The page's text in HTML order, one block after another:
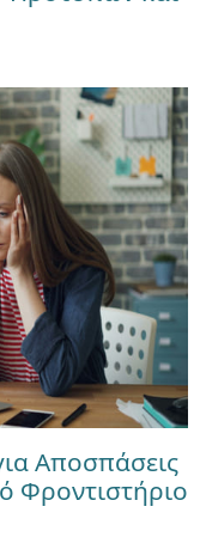
Αποσπάσεις
Φροντιστήριο